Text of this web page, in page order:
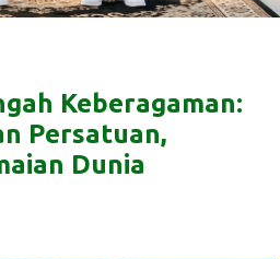
Keberagaman:
Persatuan,
Dunia